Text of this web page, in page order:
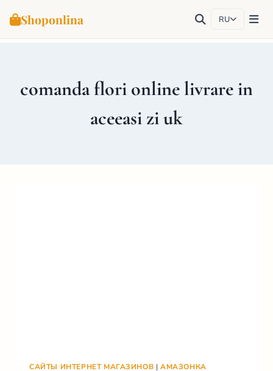
Shoponlina RU
comanda flori online livrare in
aceeasi zi uk
САЙТЫ ИНТЕРНЕТ МАГАЗИНОВ |АМАЗОНКА